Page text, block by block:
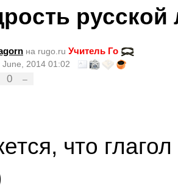
русской
на rugo.ru Учитель Го
June, 2014 01:02
0 –
что